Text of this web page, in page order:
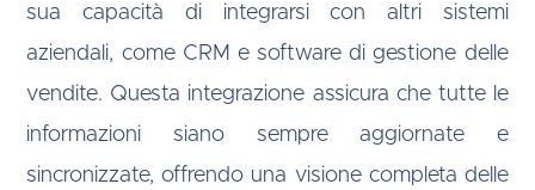
sua capacità di integrarsi con altri sistemi
aziendali, come CRM e software di gestione delle
vendite. Questa integrazione assicura che tutte le
informazioni siano sempre aggiornate e
sincronizzate, offrendo una visione completa delle